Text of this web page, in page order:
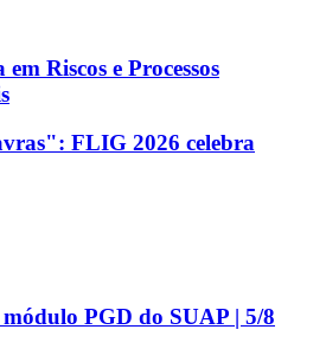
Riscos e Processos
FLIG 2026 celebra
PGD do SUAP | 5/8